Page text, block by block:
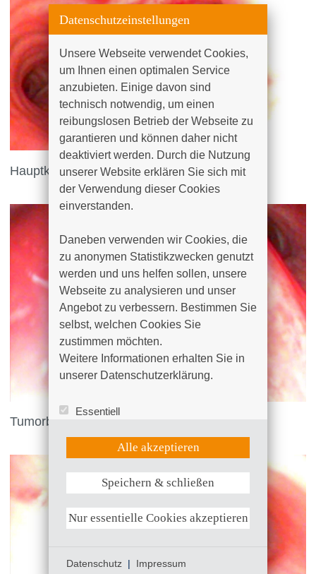
Hauptkarina
Tumorbefall des Bronchus
Datenschutzeinstellungen
Unsere Webseite verwendet Cookies,
um Ihnen einen optimalen Service
anzubieten. Einige davon sind
technisch notwendig, um einen
reibungslosen Betrieb der Webseite zu
garantieren und können daher nicht
deaktiviert werden. Durch die Nutzung
unserer Website erklären Sie sich mit
der Verwendung dieser Cookies
einverstanden.
Daneben verwenden wir Cookies, die
zu anonymen Statistikzwecken genutzt
werden und uns helfen sollen, unsere
Webseite zu analysieren und unser
Angebot zu verbessern. Bestimmen Sie
selbst, welchen Cookies Sie
zustimmen möchten.
Weitere Informationen erhalten Sie in
unserer Datenschutzerklärung.
Essentiell
UX (Hotjar)
Weitere Informationen anzeigen
Alle akzeptieren
Speichern & schließen
Nur essentielle Cookies akzeptieren
Datenschutz | Impressum